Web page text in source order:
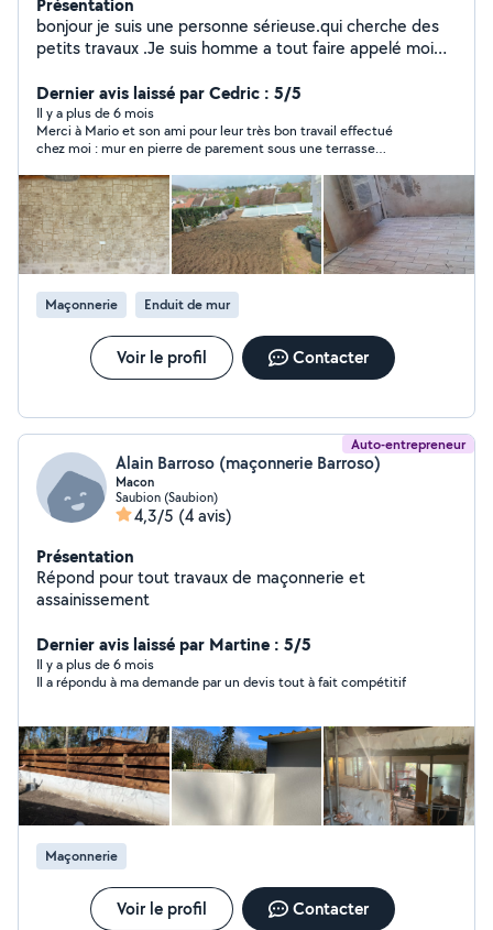
bonjour je suis une personne sérieuse.qui cherche des
petits travaux .Je suis homme a tout faire appelé moi
vingt-dix sept/ treize
Dernier avis laissé par Cedric : 5/5
Il y a plus de 6 mois
Merci à Mario et son ami pour leur très bon travail effectué
chez moi : mur en pierre de parement sous une terrasse
plus des conseils de leur part. Je n hesiterai pas à faire appel de
nouveau à lui si besoin. Bonne continuation et au plaisir.
Maçonnerie Enduit de mur
Voir le profil Contacter
Auto-entrepreneur
Alain Barroso (maçonnerie Barroso)
Macon
Saubion (Saubion)
4,3/5 (4 avis)
Présentation
Répond pour tout travaux de maçonnerie et
assainissement
Dernier avis laissé par Martine : 5/5
Il y a plus de 6 mois
Il a répondu à ma demande par un devis tout à fait compétitif
Maçonnerie
Voir le profil Contacter